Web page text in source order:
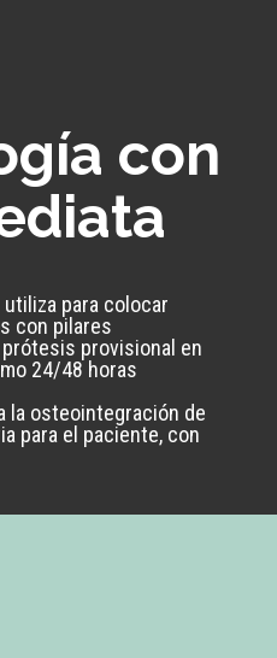
con
para colocar
con pilares
provisional en
24/48 horas
la osteointegración de
para el paciente, con